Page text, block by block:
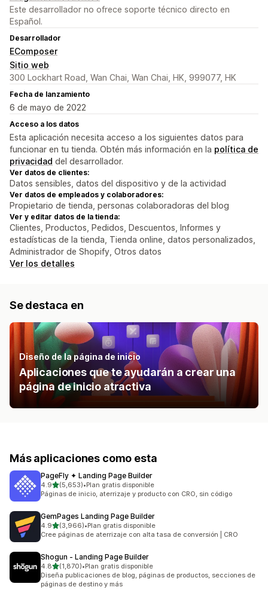
Este desarrollador no ofrece soporte técnico directo en
Español.
Desarrollador
EComposer
Sitio web
300 Lockhart Road, Wan Chai, Wan Chai, HK, 999077, HK
Fecha de lanzamiento
6 de mayo de 2022
Acceso a los datos
Esta aplicación necesita acceso a los siguientes datos para
funcionar en tu tienda. Obtén más información en la política de
privacidad del desarrollador.
Ver datos de clientes:
Datos sensibles, datos del dispositivo y de la actividad
Ver datos de empleados y colaboradores:
Propietario de tienda, personas colaboradoras del blog
Ver y editar datos de la tienda:
Clientes, Productos, Pedidos, Descuentos, Informes y
estadísticas de la tienda, Tienda online, datos personalizados,
Administrador de Shopify, Otros datos
Ver los detalles
Se destaca en
Diseño de la página de inicio
Aplicaciones que te ayudarán a crear una
página de inicio atractiva
Más aplicaciones como esta
PageFly ✦ Landing Page Builder
4.9de 5 estrellas
(5,653)
5653 reseñas en total
•Plan gratis disponible
Páginas de inicio, aterrizaje y producto con CRO, sin código
GemPages Landing Page Builder
4.9de 5 estrellas
(3,966)
3966 reseñas en total
•Plan gratis disponible
Cree páginas de aterrizaje con alta tasa de conversión | CRO
Shogun ‑ Landing Page Builder
4.8de 5 estrellas
(1,870)
1870 reseñas en total
•Plan gratis disponible
Diseña publicaciones de blog, páginas de productos, secciones de
páginas de destino y más